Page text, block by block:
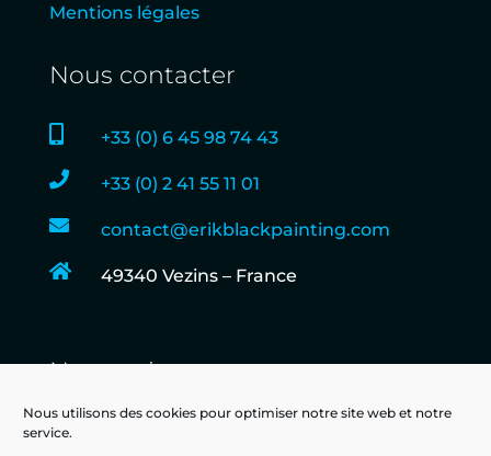
Nous utilisons des cookies pour optimiser notre site web et notre
service.
Mentions légales
Nous contacter
 +33 (0) 6 45 98 74 43
 +33 (0) 2 41 55 11 01
 contact@erikblackpainting.com
 49340 Vezins – France
Nous suivre